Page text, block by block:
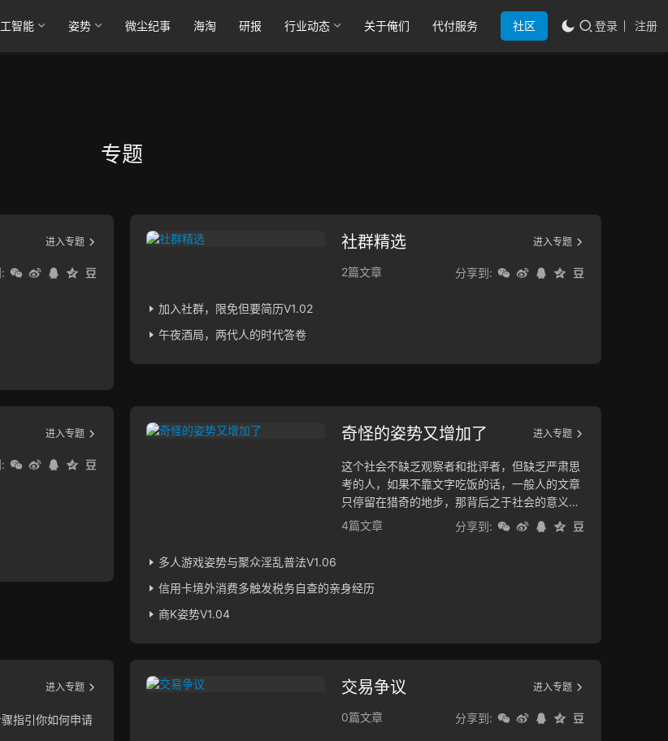
智能 姿势 微尘纪事 海淘 研报 行业动态 关于俺们 代付服务 社区 登录 注册
专题
进入专题 社群精选 进入专题
2篇文章 分享到:
加入社群，限免但要简历V1.02
午夜酒局，两代人的时代答卷
进入专题 奇怪的姿势又增加了 进入专题
这个社会不缺乏观察者和批评者，但缺乏严肃思
考的人，如果不靠文字吃饭的话，一般人的文章
只停留在猎奇的地步，那背后之于社会的意义，
他们没有触及到，因而才有了此专题。
4篇文章 分享到:
多人游戏姿势与聚众淫乱普法V1.06
信用卡境外消费多触发税务自查的亲身经历
商K姿势V1.04
进入专题
指引你如何申请
交易争议 进入专题
0篇文章 分享到: